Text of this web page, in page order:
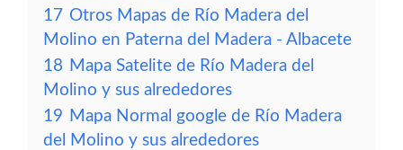
17 Otros Mapas de Río Madera del
Molino en Paterna del Madera - Albacete
18 Mapa Satelite de Río Madera del
Molino y sus alrededores
19 Mapa Normal google de Río Madera
del Molino y sus alrededores